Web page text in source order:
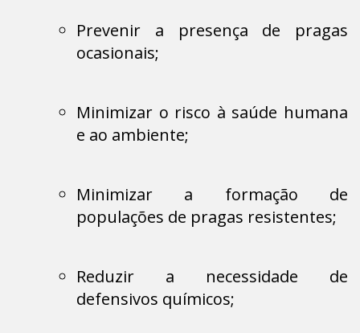
Prevenir a presença de pragas
ocasionais;
Minimizar o risco à saúde humana
e ao ambiente;
Minimizar a formação de
populações de pragas resistentes;
Reduzir a necessidade de
defensivos químicos;